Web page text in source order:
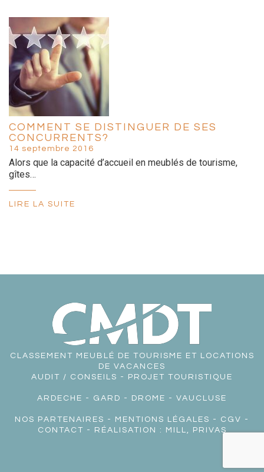
COMMENT SE DISTINGUER DE SES
CONCURRENTS?
14 septembre 2016
Alors que la capacité d’accueil en meublés de tourisme,
gîtes…
LIRE LA SUITE
CLASSEMENT MEUBLÉ DE TOURISME ET LOCATIONS
DE VACANCES
AUDIT / CONSEILS - PROJET TOURISTIQUE
ARDECHE - GARD - DROME - VAUCLUSE
NOS PARTENAIRES - MENTIONS LÉGALES - CGV -
CONTACT - RÉALISATION : MILL, PRIVAS